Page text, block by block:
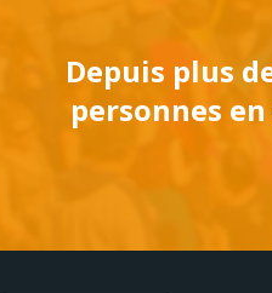
Depuis plus
personnes